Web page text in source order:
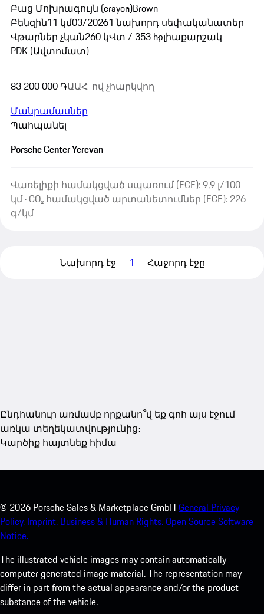
Բաց Մոխրագույն (crayon)Brown
Բենզին11 կմ03/20261 նախորդ սեփականատեր
Վթարներ չկան260 կՎտ / 353 hpլիաքարշակ
PDK (Ավտոմատ)
83 200 000 ֏ԱԱՀ-ով չհարկվող
Մանրամասներ
Պահպանել
Porsche Center Yerevan
Վառելիքի համակցված սպառում (ECE): 9,9 լ/100
կմ · CO₂ համակցված արտանետումներ (ECE): 226
գ/կմ
Նախորդ էջ 1 Հաջորդ էջը
Ընդհանուր առմամբ որքանո՞վ եք գոհ այս էջում
առկա տեղեկատվությունից։
Կարծիք հայտնեք հիմա
© 2026 Porsche Sales & Marketplace GmbH General Privacy
Policy. Imprint. Business & Human Rights.Open Source Software
Notice.
The illustrated vehicle images may contain automatically
computer generated image material. The representation may
differ in part from the actual appearance and/or the product
substance of the vehicle.